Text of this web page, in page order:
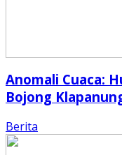
Anomali Cuaca:
Bojong
Berita